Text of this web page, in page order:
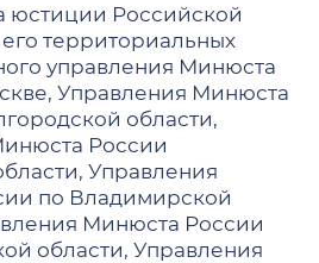
юстиции Российской
территориальных
управления Минюста
Управления Минюста
области,
России
Управления
по Владимирской
Минюста России
области, Управления